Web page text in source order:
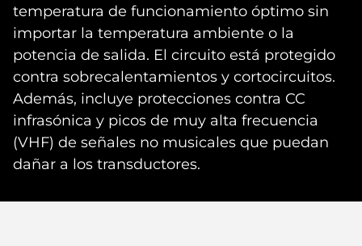
temperatura de funcionamiento óptimo sin
importar la temperatura ambiente o la
potencia de salida. El circuito está protegido
contra sobrecalentamientos y cortocircuitos.
Además, incluye protecciones contra CC
infrasónica y picos de muy alta frecuencia
(VHF) de señales no musicales que puedan
dañar a los transductores.